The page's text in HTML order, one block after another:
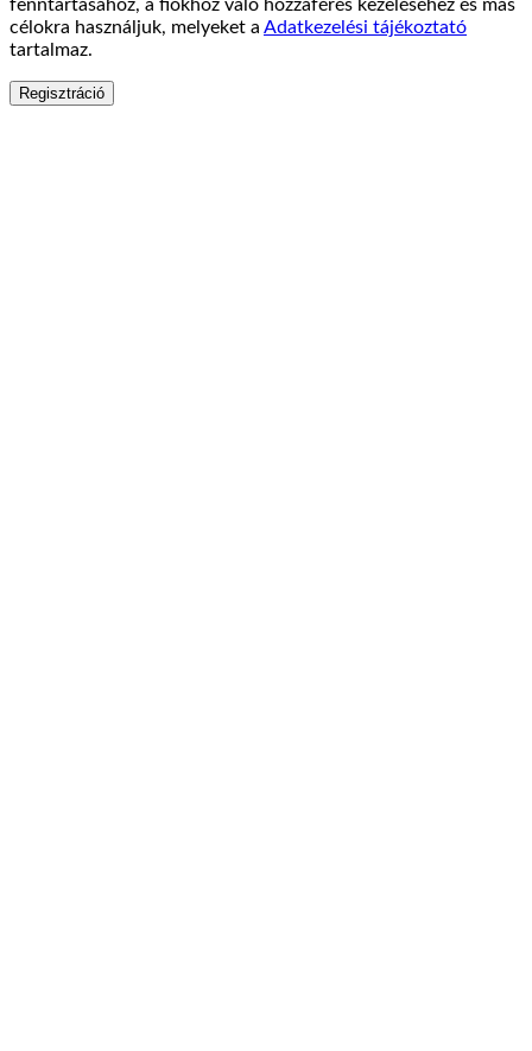
fenntartásához, a fiókhoz való hozzáférés kezeléséhez és más
célokra használjuk, melyeket a Adatkezelési tájékoztató
tartalmaz.
Regisztráció